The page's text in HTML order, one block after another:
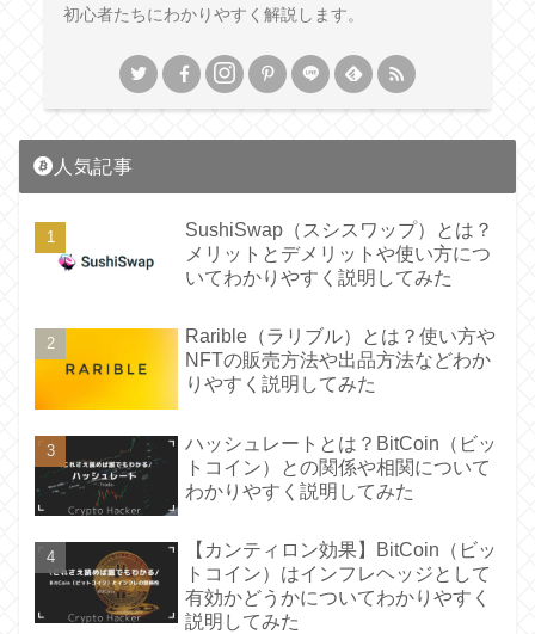
初心者たちにわかりやすく解説します。
人気記事
SushiSwap（スシスワップ）とは？
メリットとデメリットや使い方につ
いてわかりやすく説明してみた
Rarible（ラリブル）とは？使い方や
NFTの販売方法や出品方法などわか
りやすく説明してみた
ハッシュレートとは？BitCoin（ビッ
トコイン）との関係や相関について
わかりやすく説明してみた
【カンティロン効果】BitCoin（ビッ
トコイン）はインフレヘッジとして
有効かどうかについてわかりやすく
説明してみた